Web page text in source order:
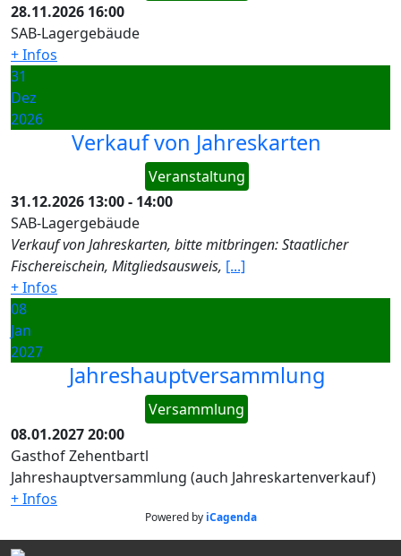
28.11.2026 16:00
SAB-Lagergebäude
+ Infos
31
Dez
2026
Verkauf von Jahreskarten
Veranstaltung
31.12.2026 13:00- 14:00
SAB-Lagergebäude
Verkauf von Jahreskarten, bitte mitbringen: Staatlicher
Fischereischein, Mitgliedsausweis, [...]
+ Infos
08
Jan
2027
Jahreshauptversammlung
Versammlung
08.01.202720:00
Gasthof Zehentbartl
Jahreshauptversammlung (auch Jahreskartenverkauf)
+ Infos
Powered by iCagenda